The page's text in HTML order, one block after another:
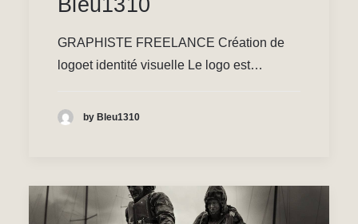
GRAPHISTE FREELANCE Création de
logoet identité visuelle Le logo est…
by Bleu1310